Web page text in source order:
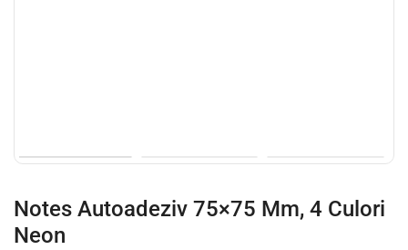
Notes Autoadeziv 75×75 Mm, 4 Culori
Neon